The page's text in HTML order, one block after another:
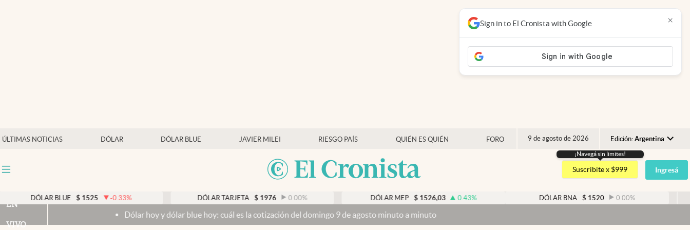
ÚLTIMAS NOTICIAS DÓLAR DÓLAR BLUE JAVIER MILEI RIESGO PAÍS QUIÉN ES QUIÉN FORO 9 de agosto de 2026 Edición: Argentina
Argentina
España
USA
Mercados Online
Otras secciones
¡Navegá sin limites!
Suscribite x $999 Ingresá
BLUE $ 1525 -0.33% DÓLAR TARJETA $ 1976 0.00% DÓLAR MEP $ 1526,03 0.43% DÓLAR BNA $ 1520 0.00%
EN
VIVO
Dólar hoy y dólar blue hoy: cuál es la cotización del domingo 9 de agosto minuto a minuto
Sign in to El Cronista with Google ×